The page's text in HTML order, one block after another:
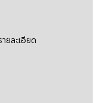
ยละเอียด